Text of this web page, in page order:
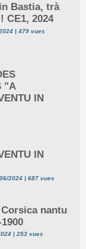
Bastia, trà
CE1, 2024
| 479 vues
"A
IN
IN
2024 | 687 vues
nantu
| 253 vues